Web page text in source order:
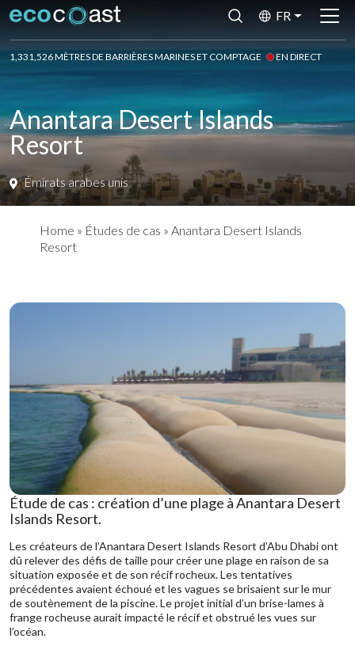
FR
1,331,526 MÈTRES DE BARRIÈRES MARINES ET COMPTAGE EN DIRECT
Anantara Desert Islands
Resort
Émirats arabes unis
Home » Études de cas » Anantara Desert Islands
Resort
Étude de cas : création d’une plage à Anantara Desert
Islands Resort.
Les créateurs de l’Anantara Desert Islands Resort d’Abu Dhabi ont
dû relever des défis de taille pour créer une plage en raison de sa
situation exposée et de son récif rocheux. Les tentatives
précédentes avaient échoué et les vagues se brisaient sur le mur
de soutènement de la piscine. Le projet initial d’un brise-lames à
frange rocheuse aurait impacté le récif et obstrué les vues sur
l’océan.